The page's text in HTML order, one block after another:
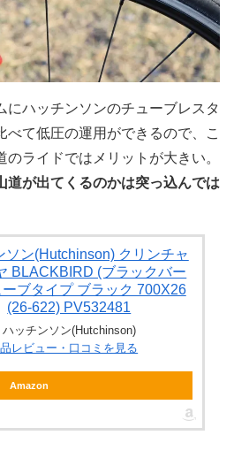
にハッチンソンのチューブレスタ
べて低圧の運用ができるので、こ
ライドではメリットが大きい。
道が出てくるのかは突っ込んでは
ソン(Hutchinson) クリンチャ
BLACKBIRD (ブラックバー
ーブタイプ ブラック 700X26
(26-622) PV532481
ハッチンソン(Hutchinson)
レビュー・口コミを見る
Amazon